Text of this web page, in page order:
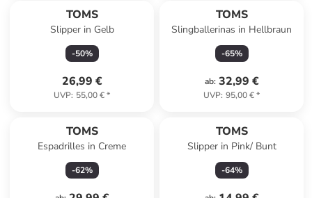
TOMS
Slipper in Gelb
-50%
26,99 €
UVP: 55,00 €*
TOMS
Slingballerinas in Hellbraun
-65%
ab: 32,99 €
UVP: 95,00 €*
TOMS
Espadrilles in Creme
-62%
TOMS
Slipper in Pink/ Bunt
-64%